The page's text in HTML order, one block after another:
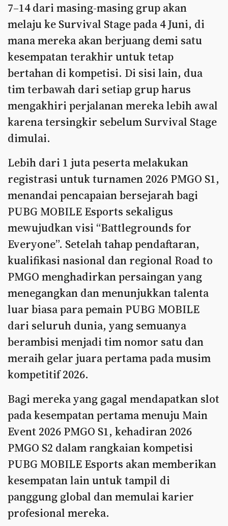
7–14 dari masing-masing grup akan
melaju ke Survival Stage pada 4 Juni, di
mana mereka akan berjuang demi satu
kesempatan terakhir untuk tetap
bertahan di kompetisi. Di sisi lain, dua
tim terbawah dari setiap grup harus
mengakhiri perjalanan mereka lebih awal
karena tersingkir sebelum Survival Stage
dimulai.
Lebih dari 1 juta peserta melakukan
registrasi untuk turnamen 2026 PMGO S1,
menandai pencapaian bersejarah bagi
PUBG MOBILE Esports sekaligus
mewujudkan visi “Battlegrounds for
Everyone”. Setelah tahap pendaftaran,
kualifikasi nasional dan regional Road to
PMGO menghadirkan persaingan yang
menegangkan dan menunjukkan talenta
luar biasa para pemain PUBG MOBILE
dari seluruh dunia, yang semuanya
berambisi menjadi tim nomor satu dan
meraih gelar juara pertama pada musim
kompetitif 2026.
Bagi mereka yang gagal mendapatkan slot
pada kesempatan pertama menuju Main
Event 2026 PMGO S1, kehadiran 2026
PMGO S2 dalam rangkaian kompetisi
PUBG MOBILE Esports akan memberikan
kesempatan lain untuk tampil di
panggung global dan memulai karier
profesional mereka.